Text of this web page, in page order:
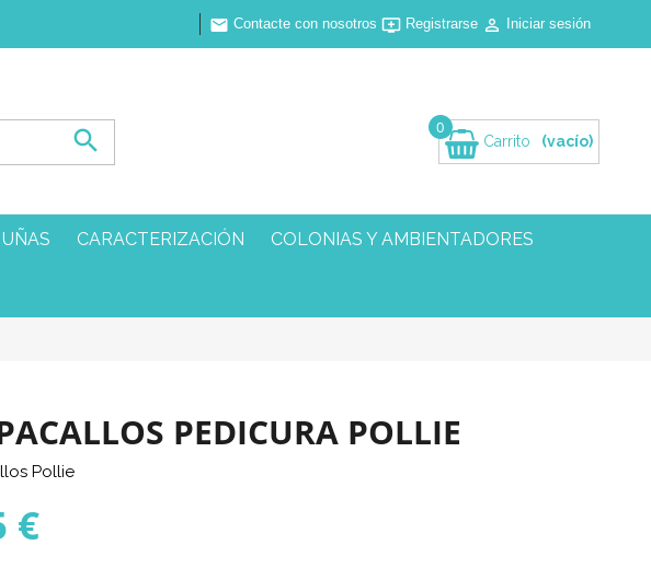
 Contacte con nosotros Registrarse  Iniciar sesión
 Carrito
0
(vacío)
UÑAS CARACTERIZACIÓN COLONIAS Y AMBIENTADORES
PEDICURA POLLIE
Pollie
€